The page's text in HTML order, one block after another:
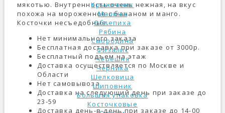
Крыжовник
Малина
Облепиха
Рябина
Смородина
Физалис
Черешня
Черника
Шелковица
Шиповник
Большая упаковка
Косточковые
мякотью. Внутренность очень нежная, на вкус
похожа на мороженное с бананом и манго.
Косточки несъедобные.
Нет минимального заказа
Бесплатная доставка при заказе от 3000р.
Бесплатный подъем на этаж
Доставка осуществляется по Москве и
Области
Нет самовывоза
Доставка на следующий день при заказе до
23-59
Доставка день-в-день при заказе до 14-00